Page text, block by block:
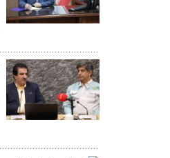
06 ژوئن 2026
03 ژوئن 2026